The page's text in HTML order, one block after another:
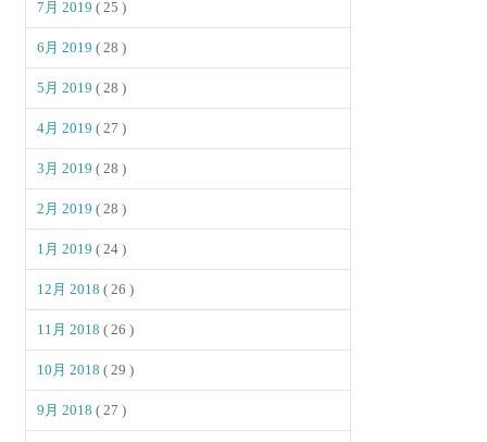
7月 2019( 25 )
6月 2019( 28 )
5月 2019( 28 )
4月 2019( 27 )
3月 2019( 28 )
2月 2019( 28 )
1月 2019( 24 )
12月 2018( 26 )
11月 2018( 26 )
10月 2018( 29 )
9月 2018( 27 )